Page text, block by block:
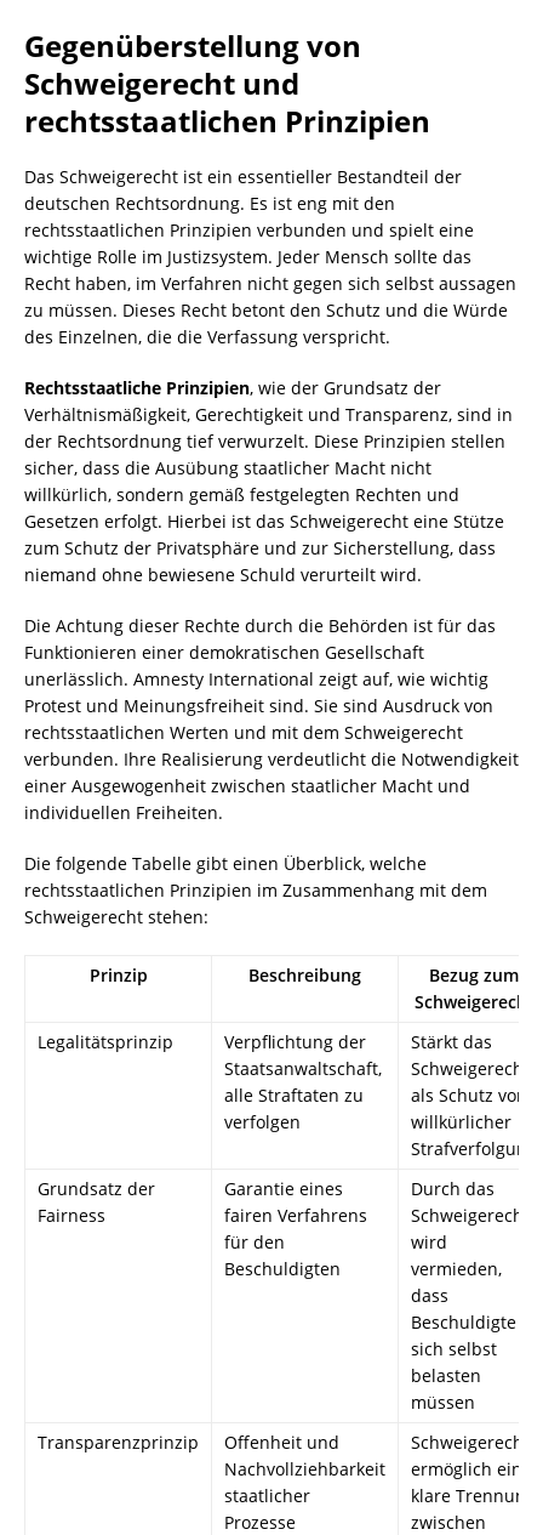
Gegenüberstellung von
Schweigerecht und
rechtsstaatlichen Prinzipien
Das Schweigerecht ist ein essentieller Bestandteil der
deutschen Rechtsordnung. Es ist eng mit den
rechtsstaatlichen Prinzipien verbunden und spielt eine
wichtige Rolle im Justizsystem. Jeder Mensch sollte das
Recht haben, im Verfahren nicht gegen sich selbst aussagen
zu müssen. Dieses Recht betont den Schutz und die Würde
des Einzelnen, die die Verfassung verspricht.
Rechtsstaatliche Prinzipien, wie der Grundsatz der
Verhältnismäßigkeit, Gerechtigkeit und Transparenz, sind in
der Rechtsordnung tief verwurzelt. Diese Prinzipien stellen
sicher, dass die Ausübung staatlicher Macht nicht
willkürlich, sondern gemäß festgelegten Rechten und
Gesetzen erfolgt. Hierbei ist das Schweigerecht eine Stütze
zum Schutz der Privatsphäre und zur Sicherstellung, dass
niemand ohne bewiesene Schuld verurteilt wird.
Die Achtung dieser Rechte durch die Behörden ist für das
Funktionieren einer demokratischen Gesellschaft
unerlässlich. Amnesty International zeigt auf, wie wichtig
Protest und Meinungsfreiheit sind. Sie sind Ausdruck von
rechtsstaatlichen Werten und mit dem Schweigerecht
verbunden. Ihre Realisierung verdeutlicht die Notwendigkeit
einer Ausgewogenheit zwischen staatlicher Macht und
individuellen Freiheiten.
Die folgende Tabelle gibt einen Überblick, welche
rechtsstaatlichen Prinzipien im Zusammenhang mit dem
Schweigerecht stehen:
Prinzip Beschreibung
Bezug zum
Schweigerecht
Legalitätsprinzip
Verpflichtung der
Staatsanwaltschaft,
alle Straftaten zu
verfolgen
Stärkt das
Schweigerecht
als Schutz vor
willkürlicher
Strafverfolgung
Grundsatz der
Fairness
Garantie eines
fairen Verfahrens
für den
Beschuldigten
Durch das
Schweigerecht
wird
vermieden,
dass
Beschuldigte
sich selbst
belasten
müssen
Transparenzprinzip
Offenheit und
Nachvollziehbarkeit
staatlicher
Prozesse
Schweigerecht
ermöglich eine
klare Trennung
zwischen